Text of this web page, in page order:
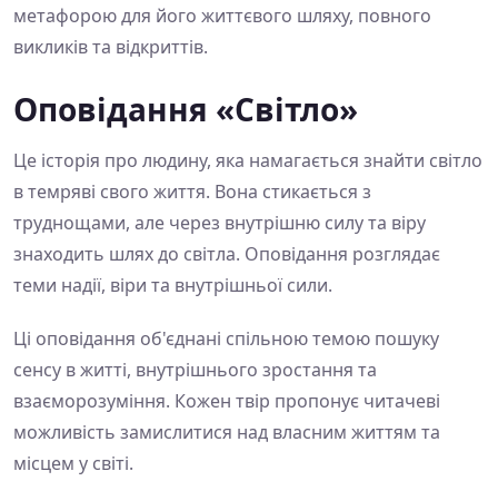
метафорою для його життєвого шляху, повного
викликів та відкриттів.
Оповідання «Світло»
Це історія про людину, яка намагається знайти світло
в темряві свого життя. Вона стикається з
труднощами, але через внутрішню силу та віру
знаходить шлях до світла. Оповідання розглядає
теми надії, віри та внутрішньої сили.
Ці оповідання об'єднані спільною темою пошуку
сенсу в житті, внутрішнього зростання та
взаєморозуміння. Кожен твір пропонує читачеві
можливість замислитися над власним життям та
місцем у світі.